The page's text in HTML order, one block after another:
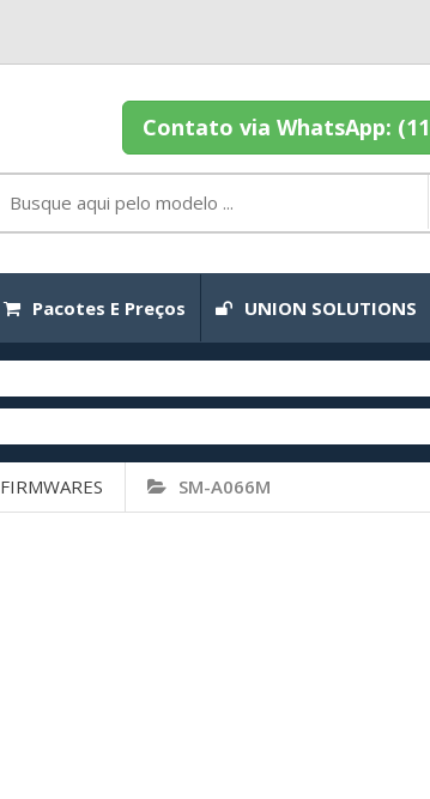
Contato via WhatsApp:
Pacotes E Preços UNION SOLUTIONS
FIRMWARES SM-A066M